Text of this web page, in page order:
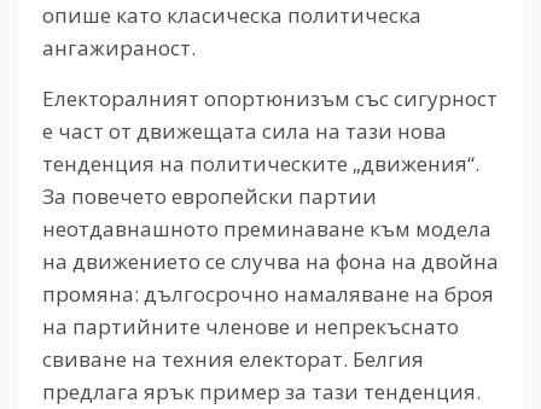
опише като класическа политическа
ангажираност.
Електоралният опортюнизъм със сигурност
е част от движещата сила на тази нова
тенденция на политическите „движения“.
За повечето европейски партии
неотдавнашното преминаване към модела
на движението се случва на фона на двойна
промяна: дългосрочно намаляване на броя
на партийните членове и непрекъснато
свиване на техния електорат. Белгия
предлага ярък пример за тази тенденция.